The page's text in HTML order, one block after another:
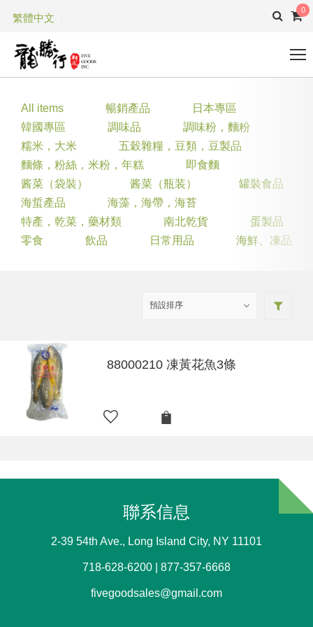
繁體中文
0
All items 暢銷產品
日本專區
韓國專區
調味品
調味粉，麵粉
糯米，大米
五穀雜糧，豆類，豆製品
麵條，粉絲，米粉，年糕
即食麵
酱菜（袋裝）
酱菜（瓶装）
罐裝食品
海蜇產品
海藻，海帶，海苔
特產，乾菜，藥材類
南北乾貨
蛋製品
零食
飲品 日常用品 海鮮、凍品
88000210 凍黃花魚3條
聯系信息
2-39 54th Ave., Long Island City, NY 11101
718-628-6200 | 877-357-6668
fivegoodsales@gmail.com